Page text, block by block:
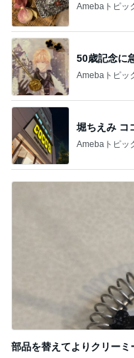
Amebaトピッ
50歳記念に
Amebaトピッ
堀ちえみ コ
Amebaトピッ
部品を替えてよりクリーミ